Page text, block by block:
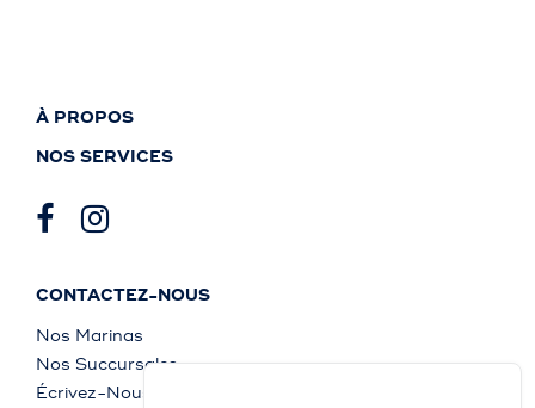
À PROPOS
NOS SERVICES
CONTACTEZ-NOUS
Nos Marinas
Nos Succursales
Écrivez-Nous